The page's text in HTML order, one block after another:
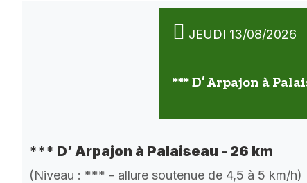
JEUDI 13/08/2026
*** D’ Arpajon à
*** D’ Arpajon à Palaiseau - 26 km
(Niveau : *** - allure soutenue de 4,5 à 5 km/h)